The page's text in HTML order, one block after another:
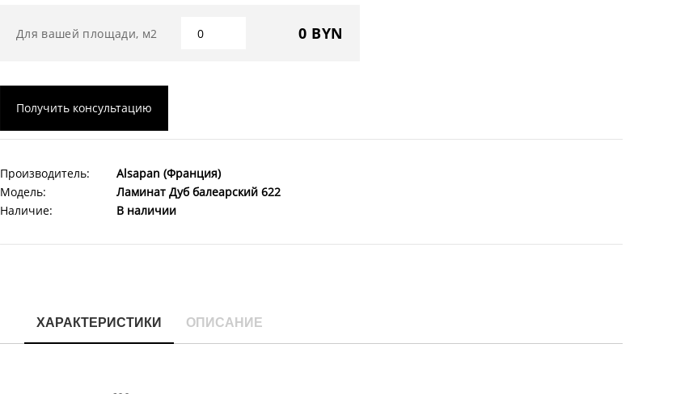
Для вашей площади, м2 0 BYN
Получить консультацию
Производитель:
Alsapan (Франция)
Модель:
Ламинат Дуб балеарский 622
Наличие:
В наличии
ХАРАКТЕРИСТИКИ ОПИСАНИЕ